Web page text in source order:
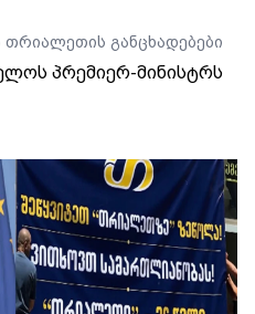
თრიალეთის განცხადებები
პრემიერ-მინისტრს